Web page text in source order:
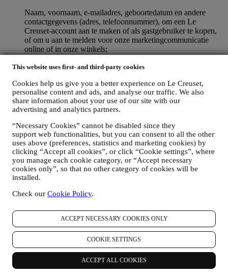
This website uses first- and third-party cookies
Cookies help us give you a better experience on Le Creuset,
personalise content and ads, and analyse our traffic. We also
share information about your use of our site with our
advertising and analytics partners.
“Necessary Cookies” cannot be disabled since they
support web functionalities, but you can consent to all the other
uses above (preferences, statistics and marketing cookies) by
clicking “Accept all cookies”, or click “Cookie settings”, where
you manage each cookie category, or “Accept necessary
cookies only”, so that no other category of cookies will be
installed.
Check our Cookie Policy.
ACCEPT NECESSARY COOKIES ONLY
COOKIE SETTINGS
ACCEPT ALL COOKIES
Naam, voornaam, e-mailadres, geboortedatum en andere
contactgegevens (adres, telefoonnummer), om een Le
Creuset-account aan te maken of als gastgebruiker te kopen,
of om u aan te melden voor onze marketingcommunicatie
online of in onze winkels;
aankoop, leveringsgegevens, product- en betalingsgegevens,
gegevens over uw online browsegeschiedenis (bv. online-
identificatienummers - zoals uw IP-adres, browserversie,
besturingssysteem, duur van het bezoek, terugkerende
gebruiker, geografische oorsprong), verzameld tijdens uw
bezoeken aan de Website (ongeacht of u een geregistreerde
gebruiker bent of niet), door gebruik te maken van logs en/of
traceringstechnologieën zoals “cookies” (voor informatie over
het verzamelen van gegevens door middel van cookies, zie
onsCookiebeleid, ter verbetering van onze diensten en
advertenties, of voor onze statistische analyse; in de meeste
gevallen zullen we u niet kunnen identificeren aan de hand
uw feedback, verzoeken, klachten, vragen of interacties met
media, e-mails of telefoontjes).
De persoonsgegevens die van u worden verzameld wanneer u de
Website gebruikt of anderszins persoonlijk identificeerbare
informatie verstrekt, zijn op die manier beschermd en u hebt de
privacyrechten die in paragraaf 8 hieronder worden uitgelegd.
2. WIE VERZAMELT UW GEGEVENS?